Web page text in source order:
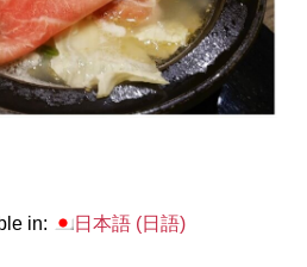
in: 日本語(日語)